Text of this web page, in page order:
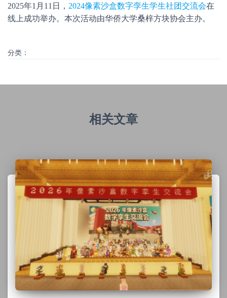
2025年1月11日， 2024像素沙盒数字孪生学生社团交流会在
线上成功举办。本次活动由华侨大学桑梓方块协会主办。
分类：
相关文章